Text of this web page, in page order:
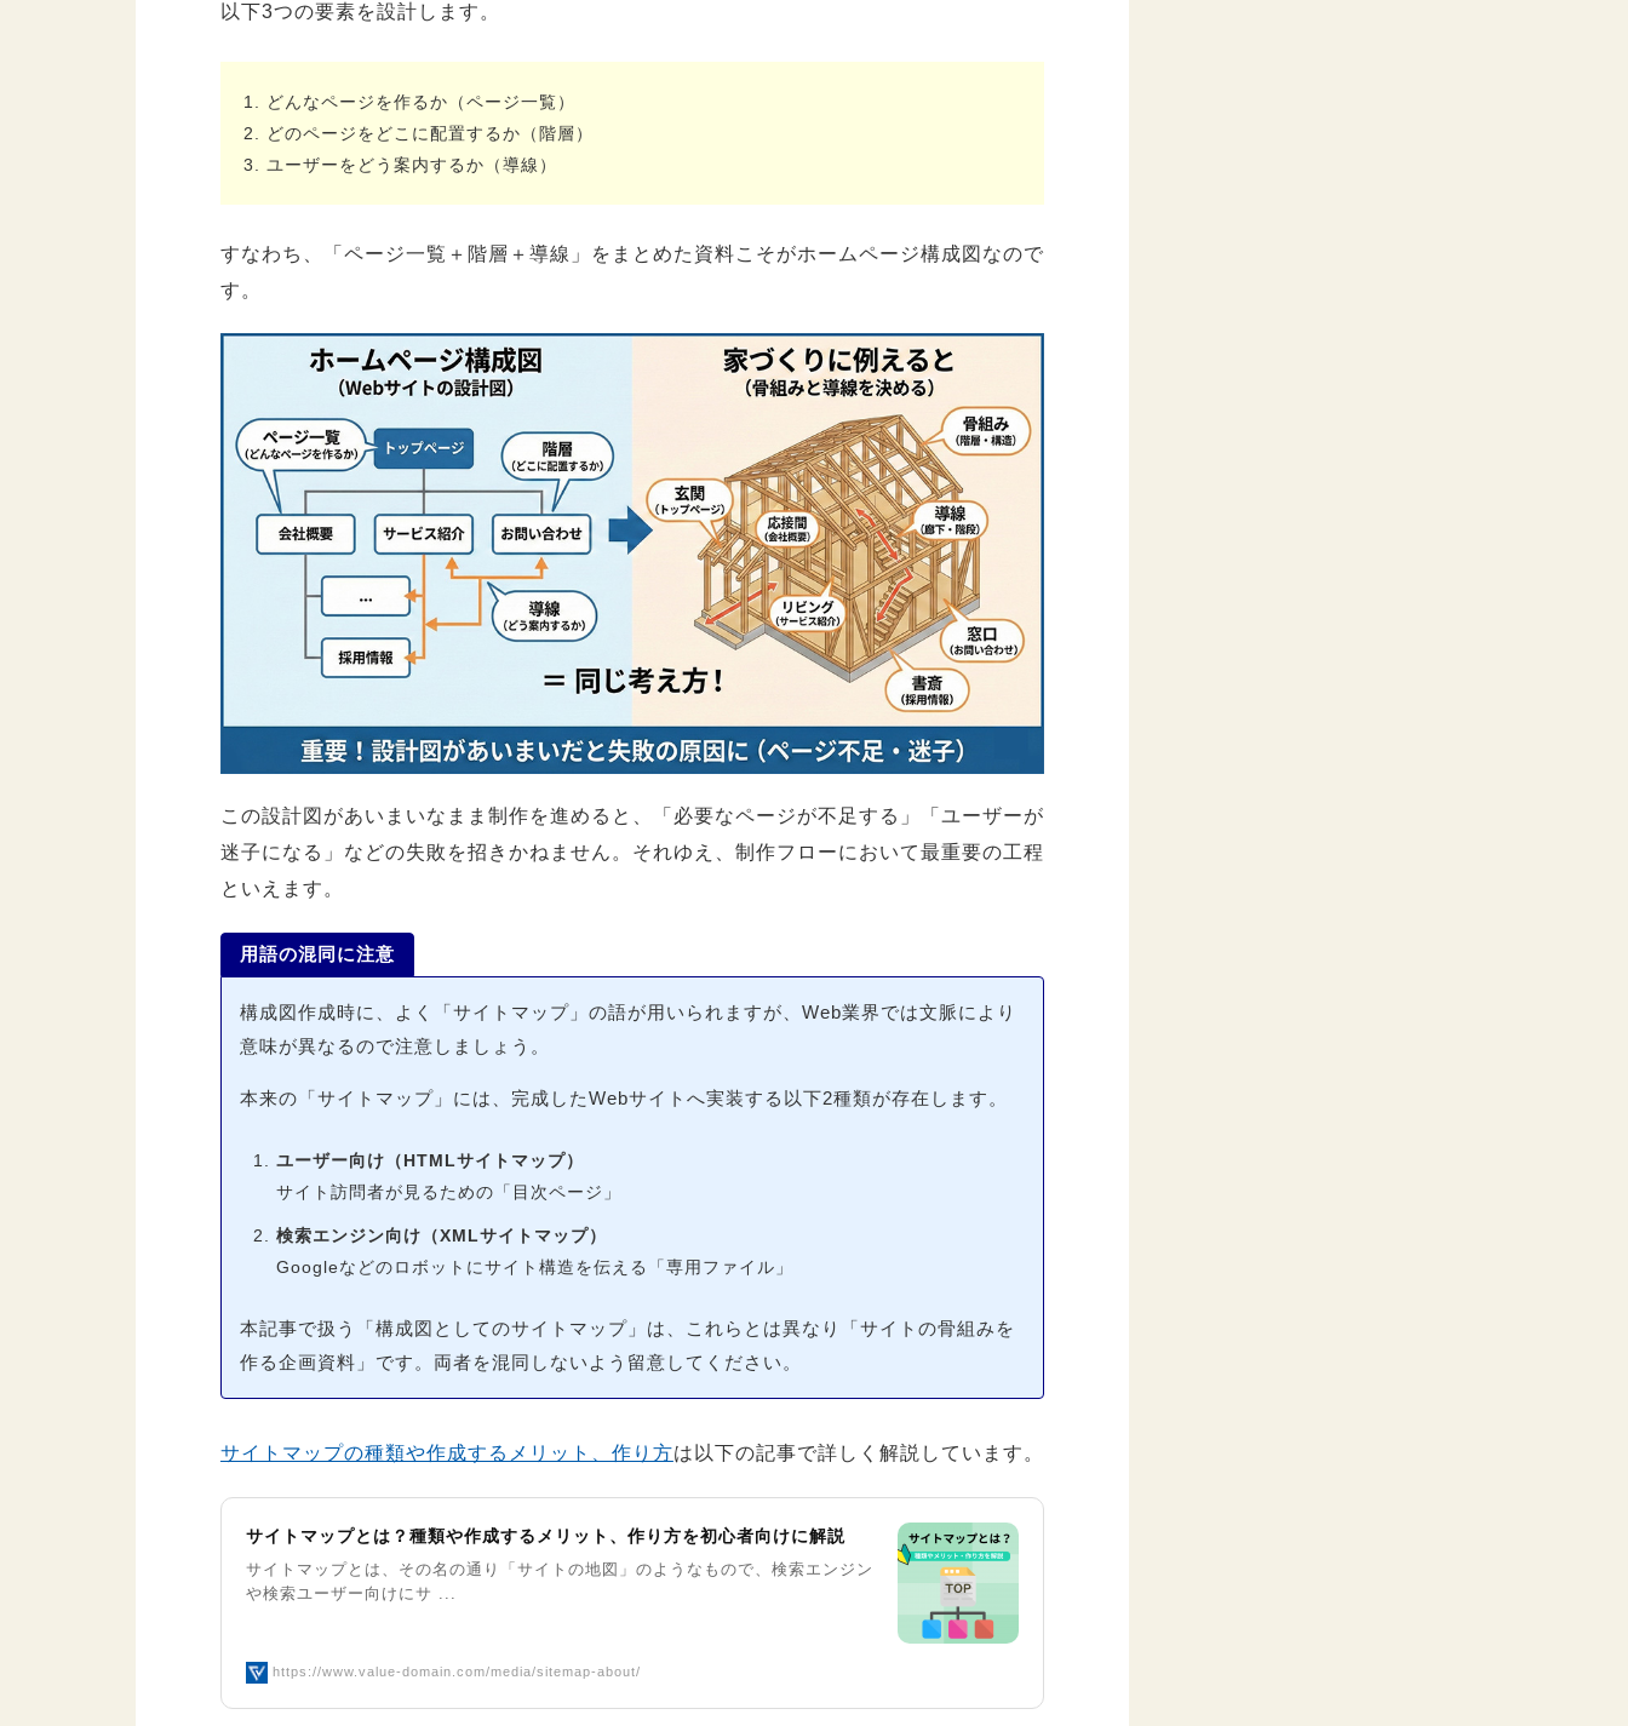
ホームページ構成図を作成する際のポイント・注意点
5.2.1ページ1テーマの原則を徹底する
5.3.重要なページは「2クリック以内」に配置する
6.1.ヘッダー
6.4.クロージング
6.5.フッター
7.スマホでも見やすいレイアウトと情報設計のコツ
8.ホームページ構成図作成におすすめのツール5選
8.1.Microsoft Excel【リストや情報の整理】
8.2.Microsoft PowerPoint【配置やラフの作成】
8.3.マインドマップツール（Xmindなど）【階層整理】
Figma【本格デザイン設計】
9.1.ホームページ構成図のテンプレートはある？
9.4.
Webサイト構築にかかる費用相場は？
10.まとめ：ホームページ構成図を作成して全体像を把握しよう
以下3つの要素を設計します。
どんなページを作るか（ページ一覧）
どのページをどこに配置するか（階層）
ユーザーをどう案内するか（導線）
すなわち、「ページ一覧＋階層＋導線」をまとめた資料こそがホームページ構成図なので
す。
この設計図があいまいなまま制作を進めると、「必要なページが不足する」「ユーザーが
迷子になる」などの失敗を招きかねません。それゆえ、制作フローにおいて最重要の工程
といえます。
用語の混同に注意
構成図作成時に、よく「サイトマップ」の語が用いられますが、Web業界では文脈により
意味が異なるので注意しましょう。
本来の「サイトマップ」には、完成したWebサイトへ実装する以下2種類が存在します。
ユーザー向け（HTMLサイトマップ）
サイト訪問者が見るための「目次ページ」
検索エンジン向け（XMLサイトマップ）
Googleなどのロボットにサイト構造を伝える「専用ファイル」
本記事で扱う「構成図としてのサイトマップ」は、これらとは異なり「サイトの骨組みを
作る企画資料」です。両者を混同しないよう留意してください。
サイトマップの種類や作成するメリット、作り方は以下の記事で詳しく解説しています。
サイトマップとは？種類や作成するメリット、作り方を初心者向けに解説
サイトマップとは、その名の通り「サイトの地図」のようなもので、検索エンジン
や検索ユーザー向けにサ ...
https://www.value-domain.com/media/sitemap-about/